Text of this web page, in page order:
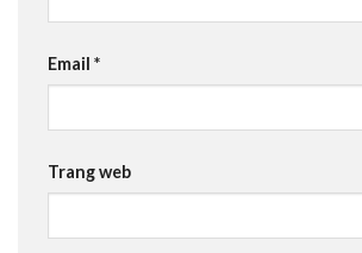
Email *
Trang web